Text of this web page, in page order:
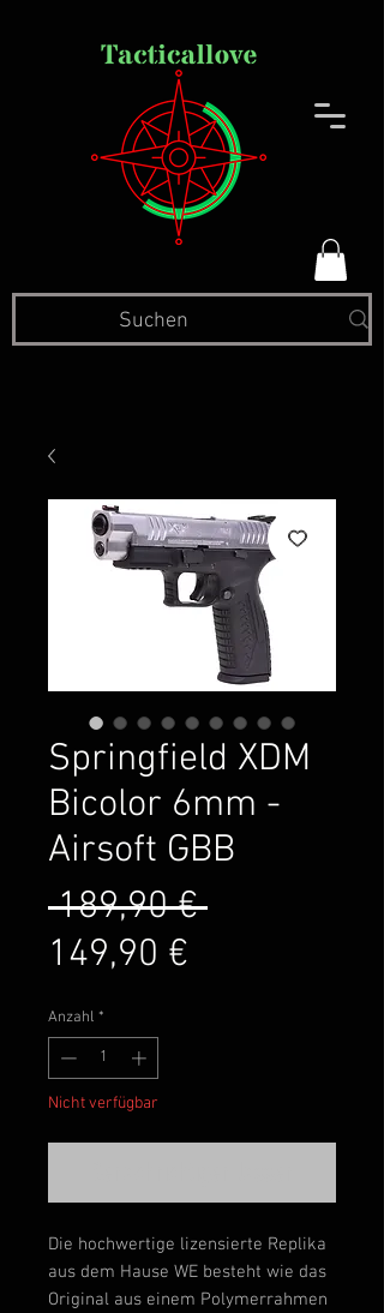
Springfield XDM
Bicolor 6mm -
Airsoft GBB
189,90 €
149,90 €
Anzahl *
Nicht verfügbar
Die hochwertige lizensierte Replika
aus dem Hause WE besteht wie das
Original aus einem Polymerrahmen